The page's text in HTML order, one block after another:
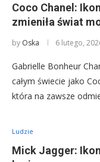
Coco Chanel:
zmieniła świat
by Oska 6 lutego,
Gabrielle Bonheur
całym świecie jako
która na zawsze
Ludzie
Mick Jagger: